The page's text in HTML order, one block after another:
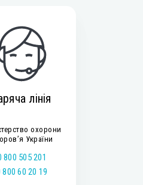
лінія
охорони
України
800 505 201
800 60 20 19